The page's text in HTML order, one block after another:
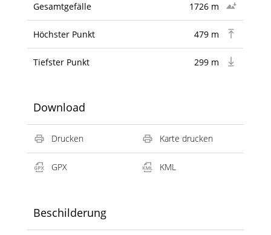
Gesamtgefälle 1726 m
Höchster Punkt 479 m
Tiefster Punkt 299 m
Download
Drucken Karte drucken
GPX KML
Beschilderung